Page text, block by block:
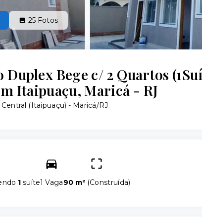
25 Fotos
Duplex Bege c/ 2 Quartos
Itaipuaçu, Maricá - RJ
(Itaipuaçu) - Maricá/RJ
1 suíte1 Vaga90 m² (Construída)